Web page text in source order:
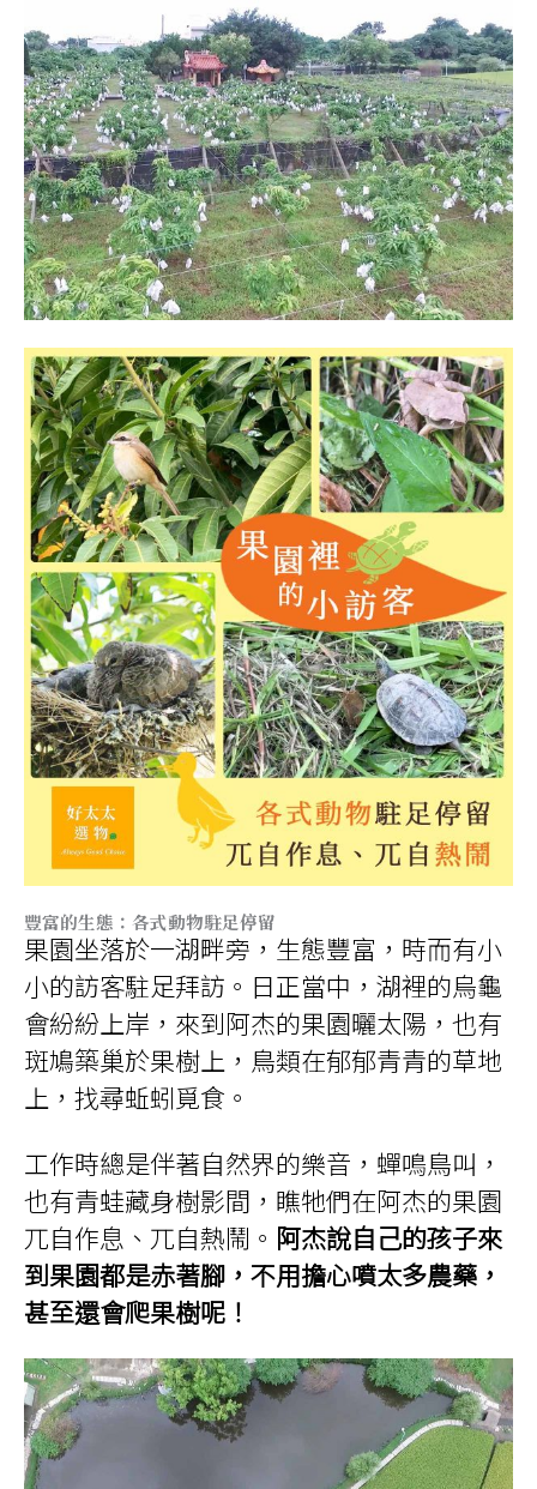
豐富的生態：各式動物駐足停留
果園坐落於一湖畔旁，生態豐富，時而有小
小的訪客駐足拜訪。日正當中，湖裡的烏龜
會紛紛上岸，來到阿杰的果園曬太陽，也有
斑鳩築巢於果樹上，鳥類在郁郁青青的草地
上，找尋蚯蚓覓食。
工作時總是伴著自然界的樂音，蟬鳴鳥叫，
也有青蛙藏身樹影間，瞧牠們在阿杰的果園
兀自作息、兀自熱鬧。 阿杰說自己的孩子來
到果園都是赤著腳，不用擔心噴太多農藥，
甚至還會爬果樹呢！